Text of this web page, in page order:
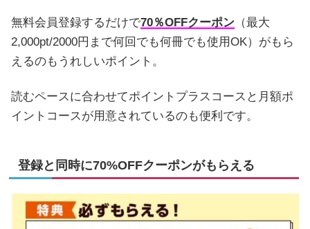
無料会員登録するだけで70％OFFクーポン （最大
2,000pt/2000円まで何回でも何冊でも使用OK）がもら
えるのもうれしいポイント。
読むペースに合わせてポイントプラスコースと月額ポ
イントコースが用意されているのも便利です。
登録と同時に70%OFFクーポンがもらえる